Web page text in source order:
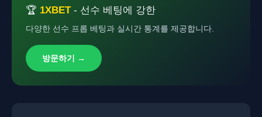
🏆 1XBET- 선수 베팅에 강한
다양한 선수 프롭 베팅과 실시간 통계를 제공합니다.
방문하기 →